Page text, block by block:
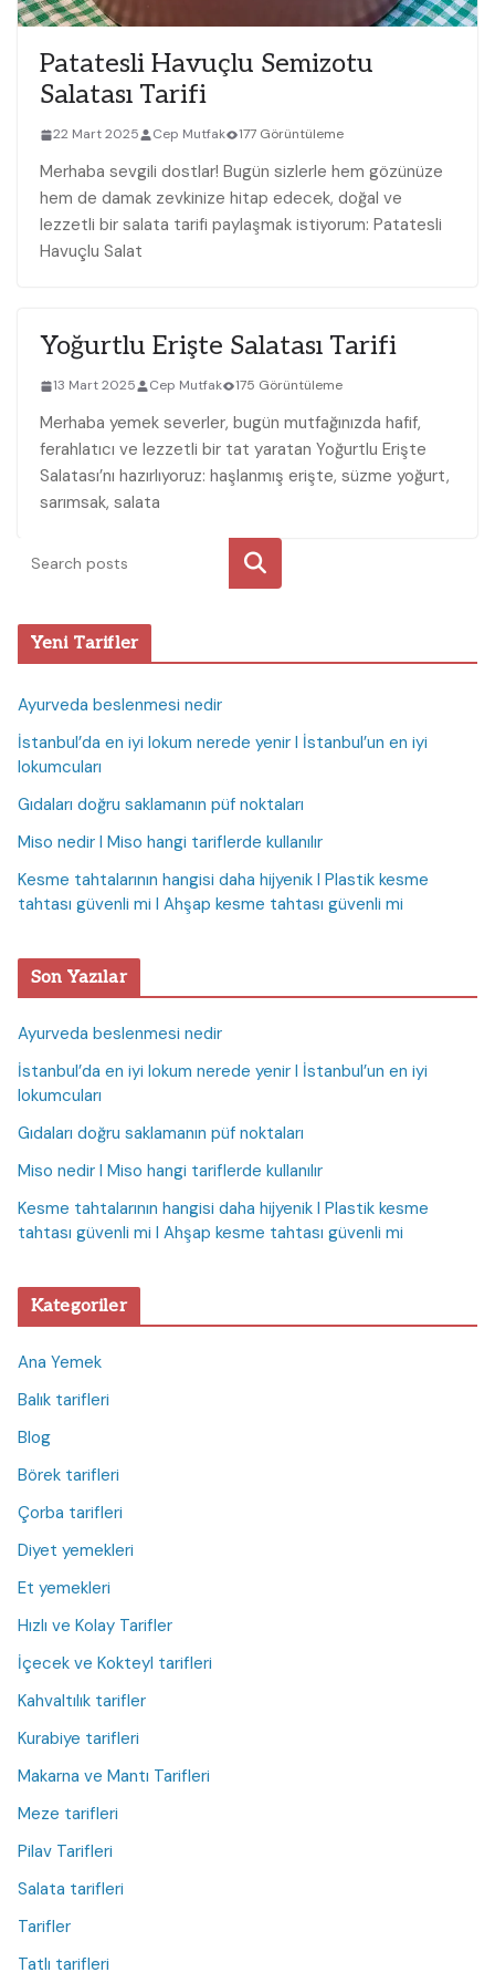
Patatesli Havuçlu Semizotu
Salatası Tarifi
22 Mart 2025 Cep Mutfak 177 Görüntüleme
Merhaba sevgili dostlar! Bugün sizlerle hem gözünüze
hem de damak zevkinize hitap edecek, doğal ve
lezzetli bir salata tarifi paylaşmak istiyorum: Patatesli
Havuçlu Salat
Yoğurtlu Erişte Salatası Tarifi
13 Mart 2025 Cep Mutfak 175 Görüntüleme
Merhaba yemek severler, bugün mutfağınızda hafif,
ferahlatıcı ve lezzetli bir tat yaratan Yoğurtlu Erişte
Salatası’nı hazırlıyoruz: haşlanmış erişte, süzme yoğurt,
sarımsak, salata
Ara
Yeni Tarifler
Ayurveda beslenmesi nedir
İstanbul’da en iyi lokum nerede yenir I İstanbul’un en iyi
lokumcuları
Gıdaları doğru saklamanın püf noktaları
Miso nedir I Miso hangi tariflerde kullanılır
Kesme tahtalarının hangisi daha hijyenik I Plastik kesme
tahtası güvenli mi I Ahşap kesme tahtası güvenli mi
Son Yazılar
Ayurveda beslenmesi nedir
İstanbul’da en iyi lokum nerede yenir I İstanbul’un en iyi
lokumcuları
Gıdaları doğru saklamanın püf noktaları
Miso nedir I Miso hangi tariflerde kullanılır
Kesme tahtalarının hangisi daha hijyenik I Plastik kesme
tahtası güvenli mi I Ahşap kesme tahtası güvenli mi
Kategoriler
Ana Yemek
Balık tarifleri
Blog
Börek tarifleri
Çorba tarifleri
Diyet yemekleri
Et yemekleri
Hızlı ve Kolay Tarifler
İçecek ve Kokteyl tarifleri
Kahvaltılık tarifler
Kurabiye tarifleri
Makarna ve Mantı Tarifleri
Meze tarifleri
Pilav Tarifleri
Salata tarifleri
Tarifler
Tatlı tarifleri